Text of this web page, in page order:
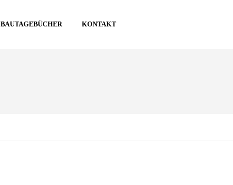
BAUTAGEBÜCHER KONTAKT